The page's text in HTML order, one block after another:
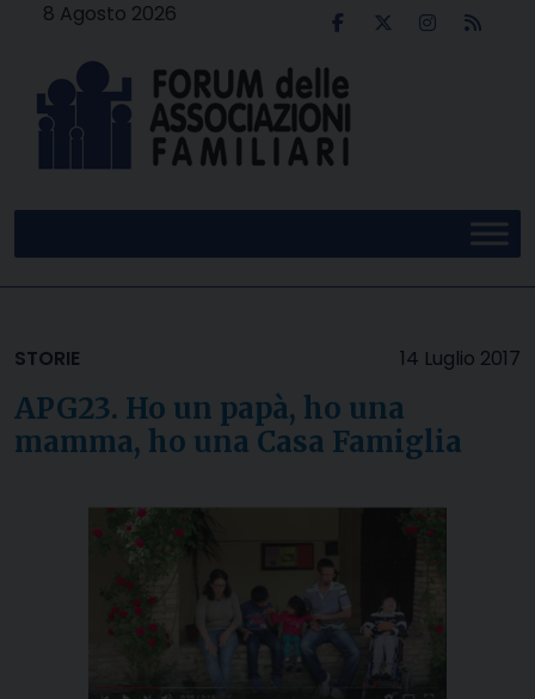
8 Agosto 2026
14 Luglio 2017
STORIE
APG23. Ho un papà, ho una
mamma, ho una Casa Famiglia